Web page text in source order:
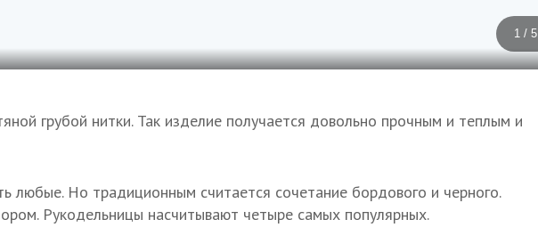
1 / 5
грубой нитки. Так изделие получается довольно прочным и теплым и
любые. Но традиционным считается сочетание бордового и черного.
Рукодельницы насчитывают четыре самых популярных.